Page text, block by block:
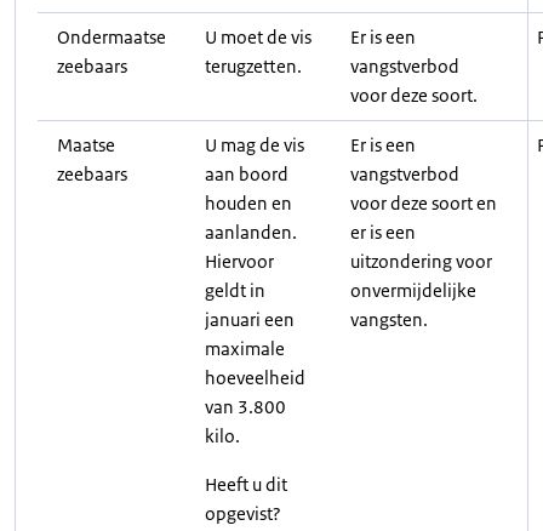
Ondermaatse
zeebaars
U moet de vis
terugzetten.
Er is een
vangstverbod
voor deze soort.
Maatse
zeebaars
U mag de vis
aan boord
houden en
aanlanden.
Hiervoor
geldt in
januari een
maximale
hoeveelheid
van 3.800
kilo.
Heeft u dit
opgevist?
Er is een
vangstverbod
voor deze soort en
er is een
uitzondering voor
onvermijdelijke
vangsten.